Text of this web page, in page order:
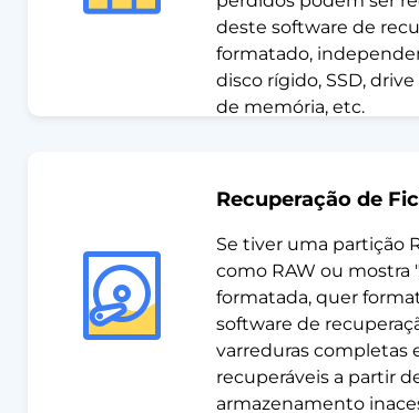
deste software de
formatado,
disco rígido, SSD,
de memória, etc.
Recuperação de
Se tiver uma partição
como RAW ou mostra
formatada, quer
software de
varreduras completas
recuperáveis a partir
armazenamento